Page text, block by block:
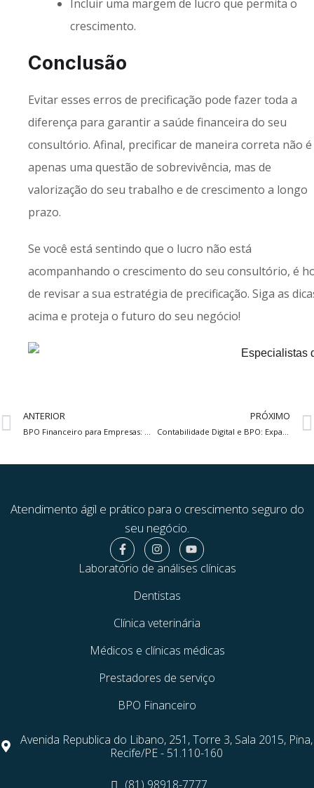
Incluir uma margem de lucro que permita o
crescimento.
Conclusão
Evitar esses erros de precificação pode fazer toda a
diferença para garantir a saúde financeira do seu
consultório. Afinal, precificar de maneira correta não é
apenas uma questão de sobrevivência, mas de
valorização do seu trabalho e de crescimento a longo
prazo.
Se você está sentindo que o lucro não está
acompanhando o crescimento do seu consultório, é
de revisar a sua estratégia de precificação. Siga as
acima e proteja o futuro do seu negócio!
ANTERIOR PRÓXIMO
Atendimento ágil e prático para o crescimento seguro do
seu negócio.
Laboratório de análises clínicas
Dentistas
Clínica veterinária
Médicos e clínicas médicas
Prestadores de serviço
BPO Financeiro
Avenida Republica do Libano, 251, Torre 3, Sala 2015, Pina,
Recife/PE - 51.110-160
(81) 98918-7777